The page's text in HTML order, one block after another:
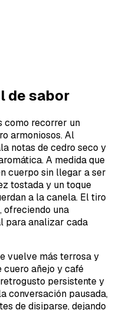
de sabor
como recorrer un
armoniosos. Al
notas de cedro seco y
A medida que
cuerpo sin llegar a ser
tostada y un toque
a la canela. El tiro
ofreciendo una
para analizar cada
vuelve más terrosa y
cuero añejo y café
persistente y
conversación pausada,
de disiparse, dejando